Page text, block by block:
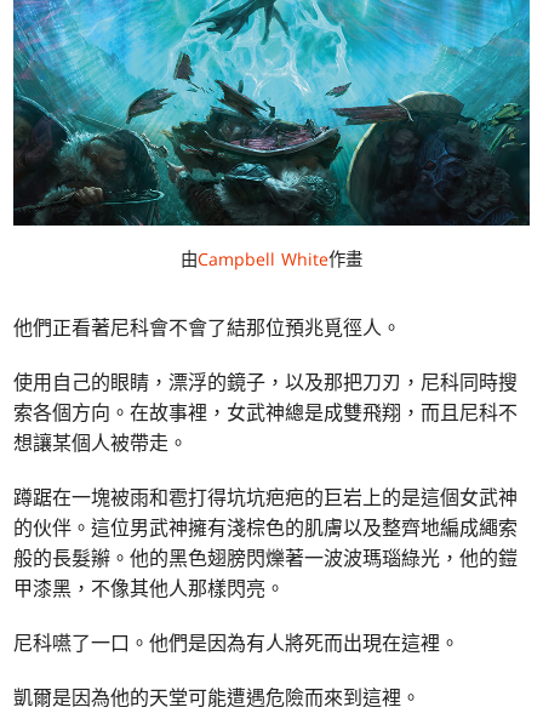
由Campbell White作畫
他們正看著尼科會不會了結那位預兆覓徑人。
使用自己的眼睛，漂浮的鏡子，以及那把刀刃，尼科同時搜
索各個方向。在故事裡，女武神總是成雙飛翔，而且尼科不
想讓某個人被帶走。
蹲踞在一塊被雨和雹打得坑坑疤疤的巨岩上的是這個女武神
的伙伴。這位男武神擁有淺棕色的肌膚以及整齊地編成繩索
般的長髮辮。他的黑色翅膀閃爍著一波波瑪瑙綠光，他的鎧
甲漆黑，不像其他人那樣閃亮。
尼科嚥了一口。他們是因為有人將死而出現在這裡。
凱爾是因為他的天堂可能遭遇危險而來到這裡。